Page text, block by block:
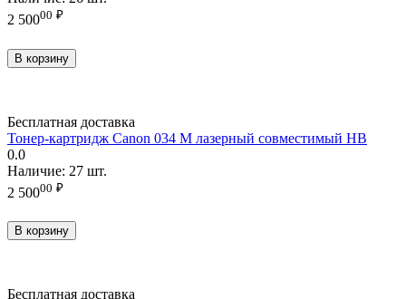
2 50000 ₽
В корзину
Бесплатная доставка
Тонер-картридж Canon 034 M лазерный совместимый HB
0.0
Наличие: 27 шт.
2 50000 ₽
В корзину
Бесплатная доставка